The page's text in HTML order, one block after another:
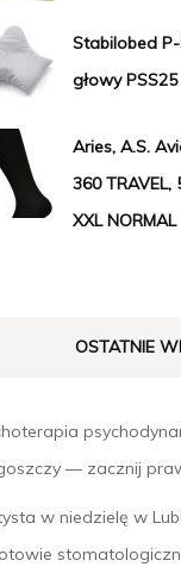
Stabilobed
głowy PSS25
Aries, A.S.
360
XXL NORMAL
OSTATNIE
— zacznij
w niedzielę w